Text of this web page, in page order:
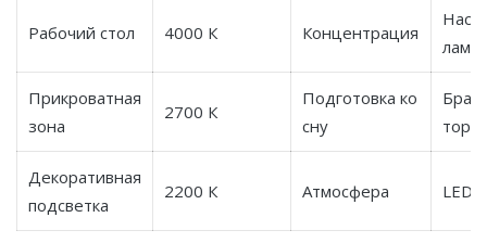
Рабочий стол 4000 К Концентрация
лампа
Прикроватная
зона
2700 К
Подготовка ко
сну
Бра и
Декоративная
подсветка
2200 К Атмосфера LED-